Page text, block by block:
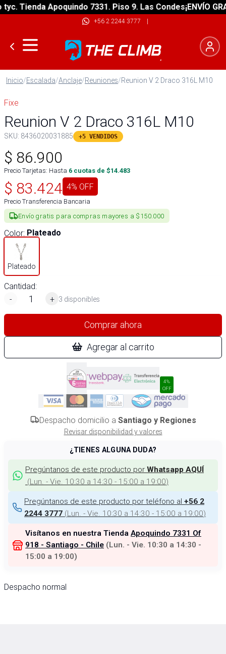
Apoquindo 7331. Piso 9. Las Condes¡ENVÍO
+56 2 2244 3777 |
Inicio/Escalada/Anclaje/Reuniones/Reunion V 2 Draco 316L M10
Fixe
Reunion V 2 Draco 316L M10
SKU: 8436020031885 +5 VENDIDOS
$ 86.900
Precio Tarjetas: Hasta 6 cuotas de $14.483
$ 83.424 4% OFF
Precio Transferencia Bancaria
Envío gratis para compras mayores a $150.000
Color: Plateado
Plateado
Cantidad:
-
+ 3 disponibles
Comprar ahora
Agregar al carrito
4%
OFF
Despacho domicilio a Santiago y Regiones
Revisar disponibilidad y valores
¿TIENES ALGUNA DUDA?
Pregúntanos de este producto por Whatsapp AQUÍ
(Lun. - Vie. 10:30 a 14:30 - 15:00 a 19:00)
Pregúntanos de este producto por teléfono al +56 2
2244 3777 (Lun. - Vie. 10:30 a 14:30 - 15:00 a 19:00)
Visítanos en nuestra Tienda Apoquindo 7331 Of
918 - Santiago - Chile (Lun. - Vie. 10:30 a 14:30 -
15:00 a 19:00)
Despacho normal